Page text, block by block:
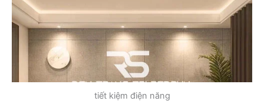
tiết kiệm điện năng